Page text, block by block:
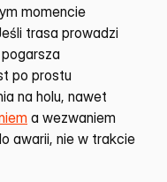
momencie
trasa prowadzi
po prostu
na holu, nawet
a wezwaniem
awarii, nie w trakcie